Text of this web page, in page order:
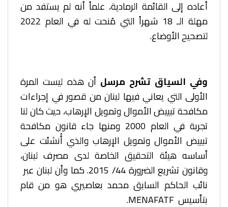
أعاده إلى القائمة الرمادية، علماً أنه لم يستفد من
مهلة الـ 18
شهراً التي مُنحت له في العام 2022
لتصحيح الأوضاع.
وفي السياق تشرح مرسل أن هذه ليست المرة
الأولى التي يعاني فيها لبنان من قصور في إجراءات
مكافحة تبييض الأموال وتمويل الإرهاب، حيث كان لنا
تجربة في العام 2000 ومنها جاء قانون مكافحة
تبييض الأموال وتمويل الإرهاب والذي أُنشئت على
أساسه هيئة التحقيق الخاصة لدى مصرف لبنان،
وقانون تشريع الضرورة 44/ 2015. كما وأن لبنان عبر
نائب الحاكم السابق محمد بعاصيري هو من قام
بتأسيس MENAFATF.